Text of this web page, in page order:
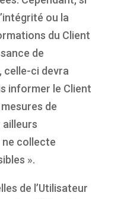
ou la
du Client
de
, celle-ci devra
informer le Client
de
ne collecte
».
de l’Utilisateur